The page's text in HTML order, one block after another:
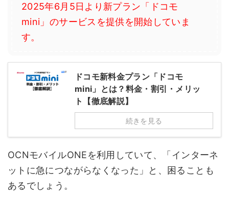
2025年6月5日より新プラン「ドコモ
mini」のサービスを提供を開始していま
す。
ドコモ新料金プラン「ドコモ
mini」とは？料金・割引・メリッ
ト【徹底解説】
続きを見る
OCNモバイルONEを利用していて、「インターネ
ットに急につながらなくなった」と、困ることも
あるでしょう。